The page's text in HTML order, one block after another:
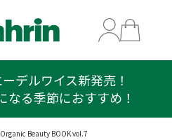
デルワイス新発売！
なる季節におすすめ！
Beauty BOOK vol.7